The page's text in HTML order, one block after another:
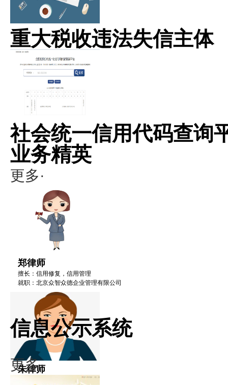
重大税收违法失信主体
社会统一信用代码查询
业务精英
更多·
郑律师
擅长：信用修复，信用管理
就职：北京众智众德企业管理有限公司
朱律师
擅长：信用修复，信用管理
信息公示系统
更多·